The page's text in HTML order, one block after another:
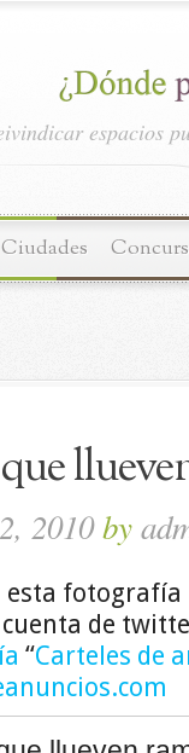
espacios
Ciudades
2010by
fotografía
de
“Carteles de